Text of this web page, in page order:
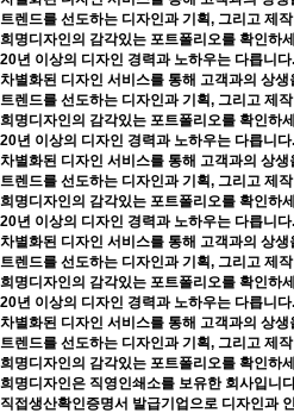
트렌드를 선도하는 디자인과 기획, 그리고 제작
희명디자인의 감각있는 포트폴리오를 확인하
20년 이상의 디자인 경력과 노하우는 다릅니다.
차별화된 디자인 서비스를 통해 고객과의 상
트렌드를 선도하는 디자인과 기획, 그리고 제작
희명디자인의 감각있는 포트폴리오를 확인하
20년 이상의 디자인 경력과 노하우는 다릅니다.
차별화된 디자인 서비스를 통해 고객과의 상
트렌드를 선도하는 디자인과 기획, 그리고 제작
희명디자인의 감각있는 포트폴리오를 확인하
20년 이상의 디자인 경력과 노하우는 다릅니다.
차별화된 디자인 서비스를 통해 고객과의 상
트렌드를 선도하는 디자인과 기획, 그리고 제작
희명디자인의 감각있는 포트폴리오를 확인하
20년 이상의 디자인 경력과 노하우는 다릅니다.
차별화된 디자인 서비스를 통해 고객과의 상
트렌드를 선도하는 디자인과 기획, 그리고 제작
희명디자인의 감각있는 포트폴리오를 확인하
희명디자인은 직영인쇄소를 보유한 회사입니
직접생산확인증명서 발급기업으로 디자인과